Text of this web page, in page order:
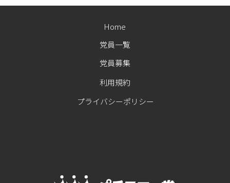
党員一覧
党員募集
利用規約
Home
プライバシーポリシー